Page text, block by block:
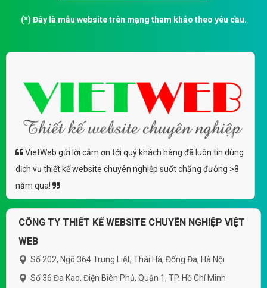
(*) Đây là mẫu website trên mạng tham khảo theo yêu cầu.
VietWeb gửi lời cảm ơn tới quý khách hàng đã luôn tin dùng
dịch vụ thiết kế website chuyên nghiệp suốt chặng đường >8
năm qua!
CÔNG TY THIẾT KẾ WEBSITE CHUYÊN NGHIỆP VIỆT
WEB
Số 202, Ngõ 364 Trung Liệt, Thái Hà, Đống Đa, Hà Nội
Số 36 Đa Kao, Điện Biên Phủ, Quận 1, TP. Hồ Chí Minh